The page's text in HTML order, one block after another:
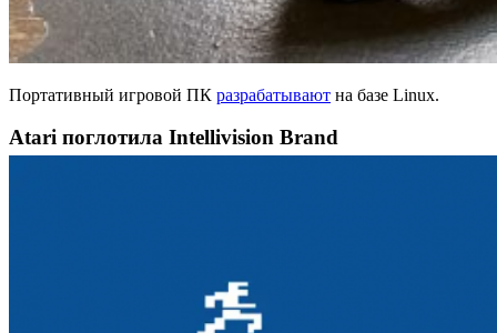
Портативный игровой ПК разрабатывают на базе Linux.
Atari поглотила Intellivision Brand